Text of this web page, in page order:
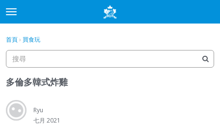
t
o
g
e
m
e
n
u
最新動態
登入 ·
首頁› 買食玩
多倫多韓式炸雞
Ryu
七月 2021